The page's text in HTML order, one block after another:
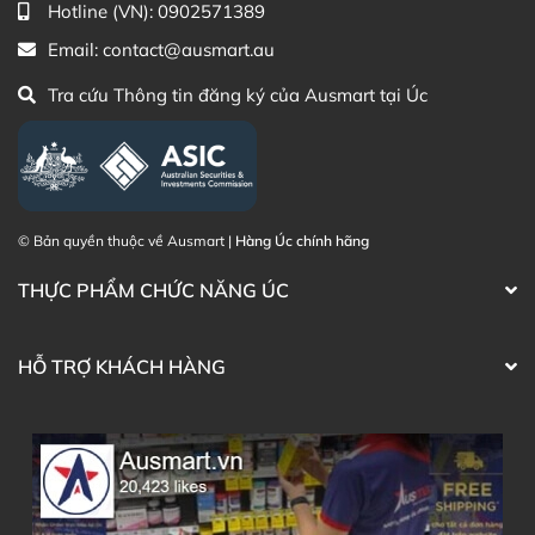
hàng của Ausmart tại:
Facebook Ausmart.au
Zalo Ausmart.au| Ausmart Commercial Pty Ltd
(Australia)
Điện thoại liên hệ đặt hàng:
Thạc sĩ Điều dưỡng & Cố vấn sản
phẩm Lily Huỳnh
Hotline (VN): 0902571389
Email: contact@ausmart.au
Tra cứu Thông tin đăng ký của Ausmart tại Úc
© Bản quyền thuộc về Ausmart | Hàng Úc chính hãng
THỰC PHẨM CHỨC NĂNG ÚC
HỖ TRỢ KHÁCH HÀNG